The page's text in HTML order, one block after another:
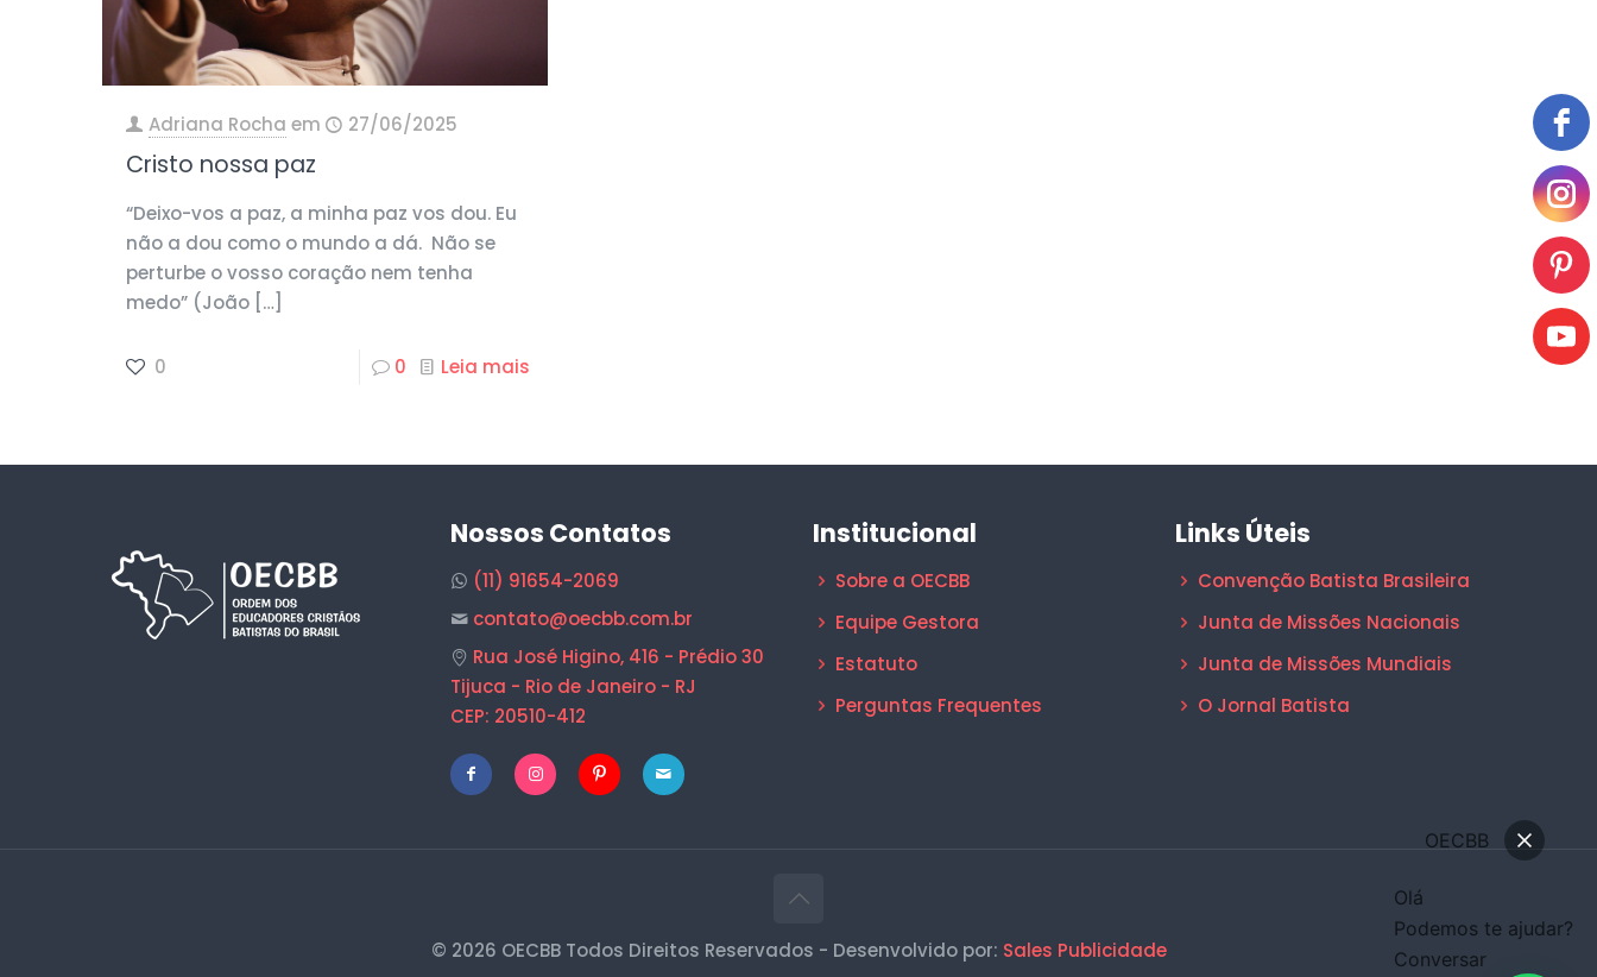
Adriana Rocha em 27/06/2025
Cristo nossa paz
“Deixo-vos a paz, a minha paz vos dou. Eu
não a dou como o mundo a dá. Não se
perturbe o vosso coração nem tenha
medo” (João[…]
0 0 Leia mais
Nossos Contatos
(11) 91654-2069
contato@oecbb.com.br
Rua José Higino, 416 - Prédio 30
Tijuca - Rio de Janeiro - RJ
CEP: 20510-412
Institucional
Sobre a OECBB
Equipe Gestora
Estatuto
Perguntas Frequentes
Links Úteis
Convenção Batista Brasileira
Junta de Missões Nacionais
Junta de Missões Mundiais
O Jornal Batista
© 2026 OECBB Todos Direitos Reservados - Desenvolvido por: Sales Publicidade
OECBB
Olá
Podemos te ajudar?
Conversar